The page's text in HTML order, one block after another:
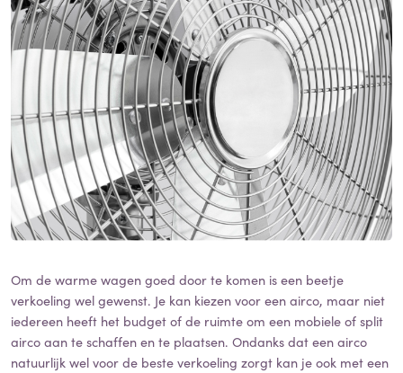
Om de warme wagen goed door te komen is een beetje
verkoeling wel gewenst. Je kan kiezen voor een airco, maar niet
iedereen heeft het budget of de ruimte om een mobiele of split
airco aan te schaffen en te plaatsen. Ondanks dat een airco
natuurlijk wel voor de beste verkoeling zorgt kan je ook met een